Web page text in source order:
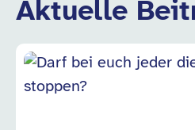
Aktuelle